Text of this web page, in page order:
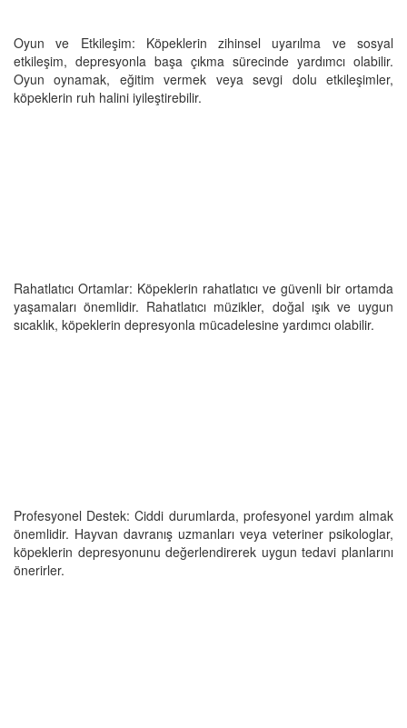
Oyun ve Etkileşim: Köpeklerin zihinsel uyarılma ve sosyal
etkileşim, depresyonla başa çıkma sürecinde yardımcı olabilir.
Oyun oynamak, eğitim vermek veya sevgi dolu etkileşimler,
köpeklerin ruh halini iyileştirebilir.
Rahatlatıcı Ortamlar: Köpeklerin rahatlatıcı ve güvenli bir ortamda
yaşamaları önemlidir. Rahatlatıcı müzikler, doğal ışık ve uygun
sıcaklık, köpeklerin depresyonla mücadelesine yardımcı olabilir.
Profesyonel Destek: Ciddi durumlarda, profesyonel yardım almak
önemlidir. Hayvan davranış uzmanları veya veteriner psikologlar,
köpeklerin depresyonunu değerlendirerek uygun tedavi planlarını
önerirler.